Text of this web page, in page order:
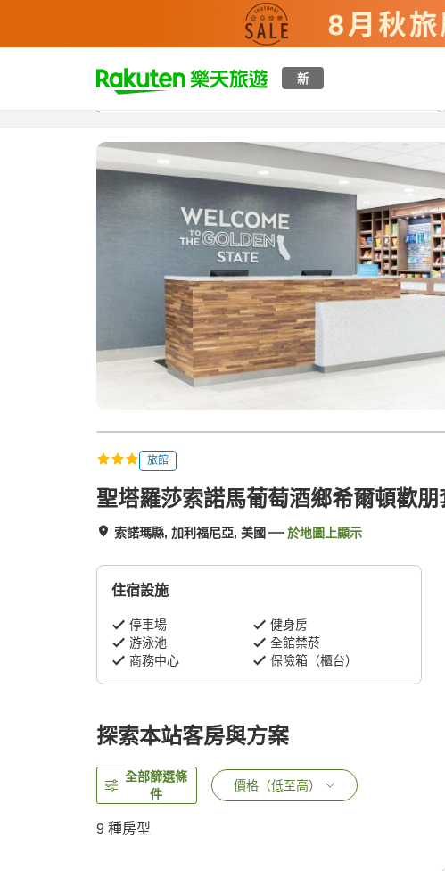
新
t
p
a
g
總覽客房與方案評語設施
旅館
聖塔羅莎索諾馬葡萄酒鄉希爾頓歡朋
索諾瑪縣, 加利福尼亞, 美國 於地圖上顯示
住宿設施
停車場
健身房
游泳池
全館禁菸
商務中心
保險箱（櫃台）
探索本站客房與方案
全部篩選條
件
價格（低至高）
9 種房型